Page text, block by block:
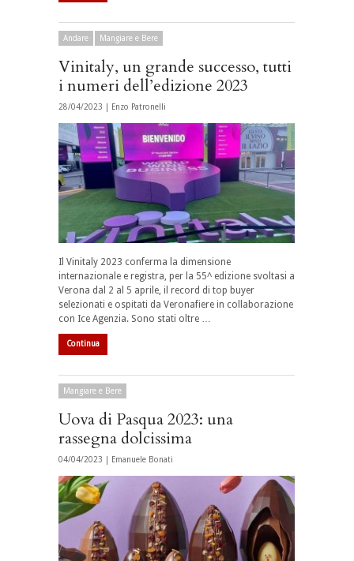
Andare Mangiare e Bere
Vinitaly, un grande successo, tutti
i numeri dell’edizione 2023
28/04/2023 | Enzo Patronelli
Il Vinitaly 2023 conferma la dimensione
internazionale e registra, per la 55^ edizione svoltasi a
Verona dal 2 al 5 aprile, il record di top buyer
selezionati e ospitati da Veronafiere in collaborazione
con Ice Agenzia. Sono stati oltre …
Continua
Mangiare e Bere
Uova di Pasqua 2023: una
rassegna dolcissima
04/04/2023 | Emanuele Bonati